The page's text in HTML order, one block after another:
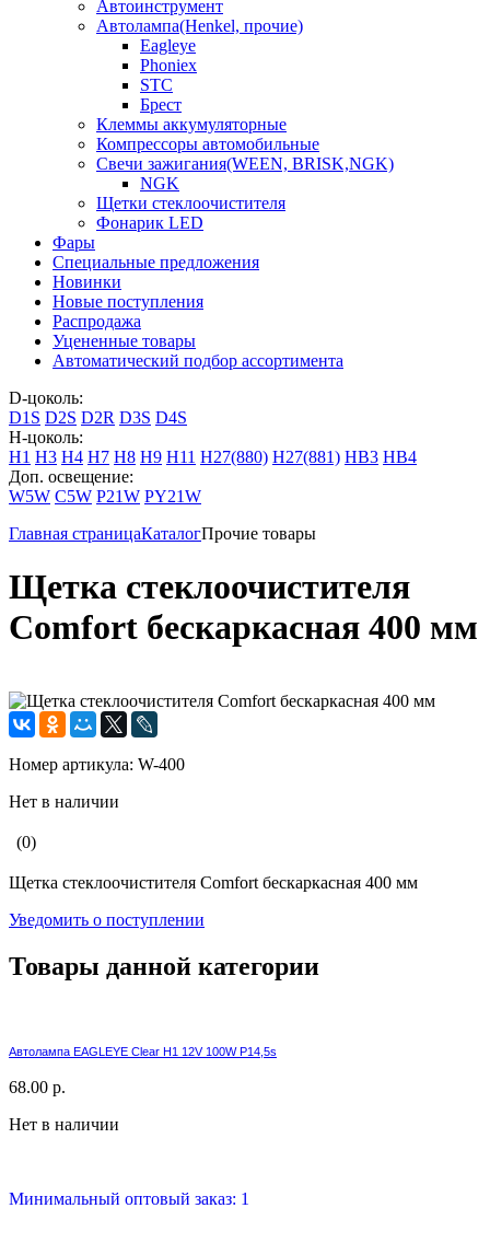
Автоинструмент
Автолампа(Henkel, прочие)
Eagleye
Phoniex
STC
Брест
Клеммы аккумуляторные
Компрессоры автомобильные
Свечи зажигания(WEEN, BRISK,NGK)
NGK
Щетки стеклоочистителя
Фонарик LED
Фары
Специальные предложения
Новинки
Новые поступления
Распродажа
Уцененные товары
Автоматический подбор ассортимента
D-цоколь:
D1S D2S D2R D3S D4S
H-цоколь:
H1 H3 H4 H7 H8 H9 H11 H27(880) H27(881) HB3 HB4
Доп. освещение:
W5W C5W P21W PY21W
Главная страницаКаталогПрочие товары
Щетка стеклоочистителя
Comfort бескаркасная 400 мм
Номер артикула: W-400
Нет в наличии
(0)
Щетка стеклоочистителя Comfort бескаркасная 400 мм
Уведомить о поступлении
Товары данной категории
Автолампа EAGLEYE Clear H1 12V 100W P14,5s
68.00 р.
Нет в наличии
Минимальный оптовый заказ: 1